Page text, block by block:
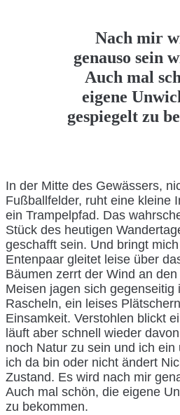
Nach mir
genauso sein
Auch mal
eigene
gespiegelt zu
In der Mitte des Gewässers,
Fußballfelder, ruht eine kleine
ein Trampelpfad. Das
Stück des heutigen
geschafft sein. Und bringt
Entenpaar gleitet leise über
Bäumen zerrt der Wind an
Meisen jagen sich gegenseitig
Rascheln, ein leises
Einsamkeit. Verstohlen blickt
läuft aber schnell wieder
noch Natur zu sein und ich
ich da bin oder nicht ändert
Zustand. Es wird nach mir
Auch mal schön, die eigene
zu bekommen.